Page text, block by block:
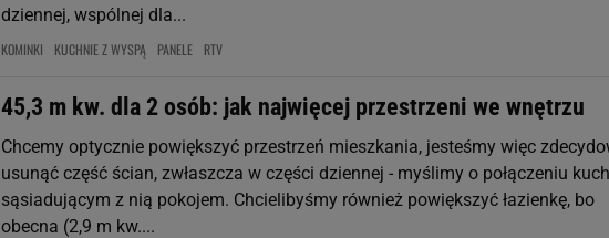
dziennej, wspólnej dla...
KOMINKI KUCHNIE Z WYSPĄ PANELE RTV
45,3 m kw. dla 2 osób: jak najwięcej przestrzeni we wnętrzu
Chcemy optycznie powiększyć przestrzeń mieszkania, jesteśmy więc
usunąć część ścian, zwłaszcza w części dziennej - myślimy o połączeniu
sąsiadującym z nią pokojem. Chcielibyśmy również powiększyć łazienkę, bo
obecna (2,9 m kw....